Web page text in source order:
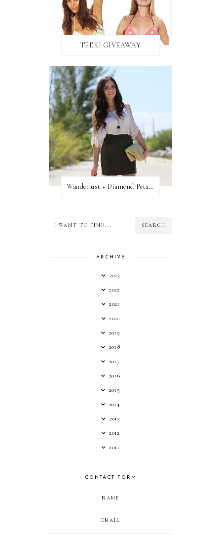
TEEKI GIVEAWAY
Wanderlust + Diamond Petal Giveaway
ARCHIVE
2023
2022
2021
2020
2019
2018
2017
2016
2015
2014
2013
2012
2011
CONTACT FORM